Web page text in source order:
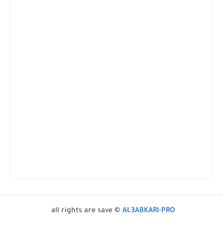
all rights are save © AL3ABKARI-PRO